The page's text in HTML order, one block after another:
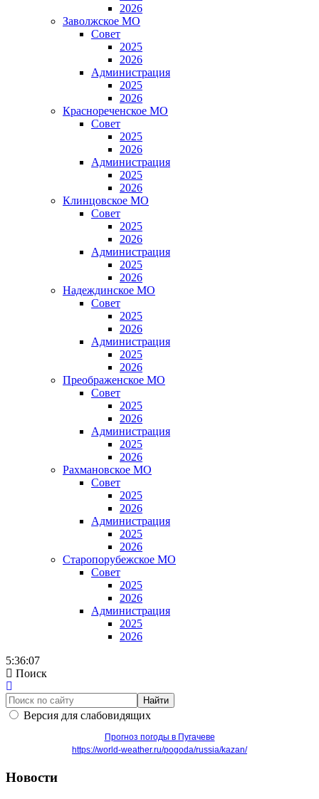
2026
Заволжское МО
Совет
2025
2026
Администрация
2025
2026
Краснореченское МО
Совет
2025
2026
Администрация
2025
2026
Клинцовское МО
Совет
2025
2026
Администрация
2025
2026
Надеждинское МО
Совет
2025
2026
Администрация
2025
2026
Преображенское МО
Совет
2025
2026
Администрация
2025
2026
Рахмановское МО
Совет
2025
2026
Администрация
2025
2026
Старопорубежское МО
Совет
2025
2026
Администрация
2025
2026
5:36:07
Поиск
Найти
Версия для слабовидящих
Прогноз погоды в Пугачеве
https://world-weather.ru/pogoda/russia/kazan/
Новости